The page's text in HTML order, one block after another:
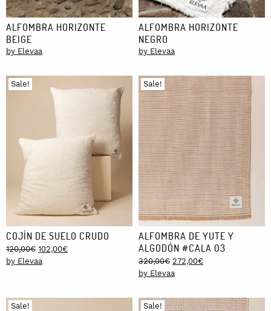
ALFOMBRA HORIZONTE
BEIGE
by Elevaa
ALFOMBRA HORIZONTE
NEGRO
by Elevaa
Sale!
COJÍN DE SUELO CRUDO
120,00€ Original
price
102,00€Current
by Elevaa
Sale!
ALFOMBRA DE YUTE Y
ALGODÓN #CALA 03
320,00€ Original
price
320,00€.
272,00€Current
272,00€.
by Elevaa
Sale! Sale!